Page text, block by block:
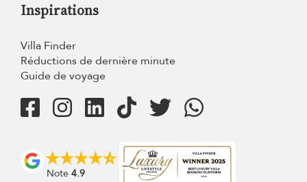
Inspirations
Villa Finder
Réductions de dernière minute
Guide de voyage
Note 4.9